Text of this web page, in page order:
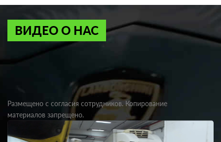
ВИДЕО О НАС
Размещено с согласия сотрудников. Копирование
материалов запрещено.